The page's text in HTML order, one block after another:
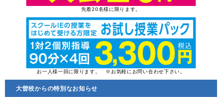
先着20名様に限ります。
お一人様一回に限ります。 ※お気軽にお問い合わせ下さい。
大曽校からの特別なお知らせ